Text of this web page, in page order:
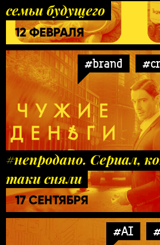
семьи будущего
12 ФЕВРАЛЯ
#brand
#непродано. Сериал,
таки сняли
17 СЕНТЯБРЯ
#AI